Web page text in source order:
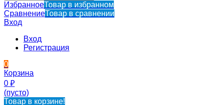
ИзбранноеТовар в избранном
СравнениеТовар в сравнении
Вход
Вход
Регистрация
0
Корзина
0 ₽
(пусто)
Товар в корзине!